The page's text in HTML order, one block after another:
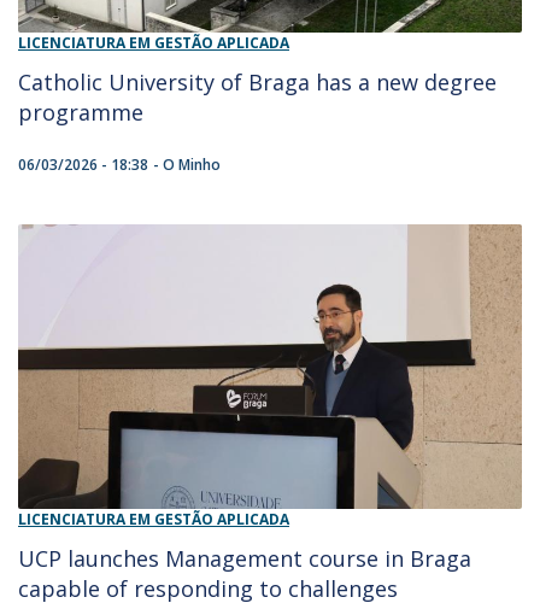
LICENCIATURA EM GESTÃO APLICADA
Catholic University of Braga has a new degree
programme
06/03/2026 - 18:38 O Minho
LICENCIATURA EM GESTÃO APLICADA
UCP launches Management course in Braga
capable of responding to challenges